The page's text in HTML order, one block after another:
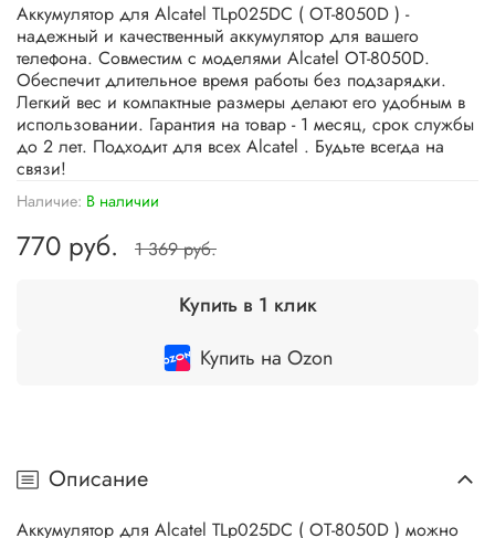
Наличие: В наличии
770 руб. 1 369 руб.
Купить в 1 клик
Купить на Ozon
Аккумулятор для Alcatel TLp025DC ( OT-8050D ) -
надежный и качественный аккумулятор для вашего
телефона. Совместим с моделями Alcatel OT-8050D.
Обеспечит длительное время работы без подзарядки.
Легкий вес и компактные размеры делают его удобным в
использовании. Гарантия на товар - 1 месяц, срок службы
до 2 лет. Подходит для всех Alcatel . Будьте всегда на
связи!
Описание
Аккумулятор для Alcatel TLp025DC ( OT-8050D ) можно